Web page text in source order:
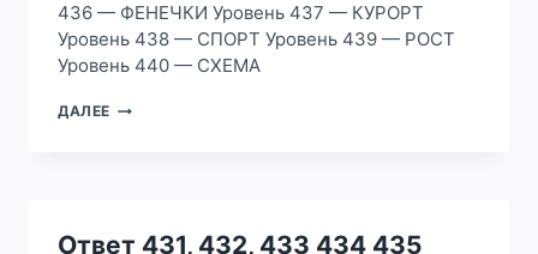
436 — ФЕНЕЧКИ Уровень 437 — КУРОРТ
Уровень 438 — СПОРТ Уровень 439 — РОСТ
Уровень 440 — СХЕМА
ДАЛЕЕ ОТВЕТ
УРОВЕНЬ
Ответ 431, 432, 433 434 435